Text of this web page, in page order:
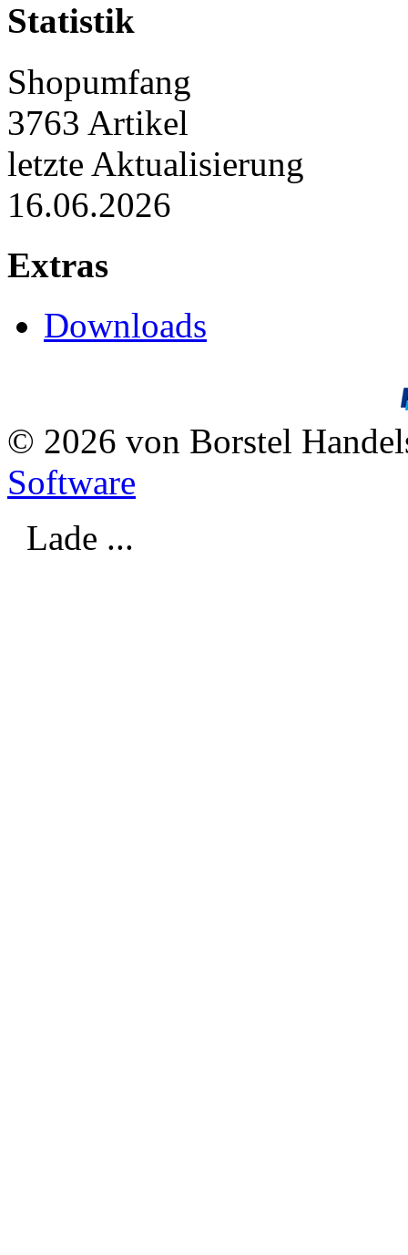
Statistik
Shopumfang
3763 Artikel
letzte Aktualisierung
16.06.2026
Extras
Downloads
© 2026 von Borstel
Software
Lade ...